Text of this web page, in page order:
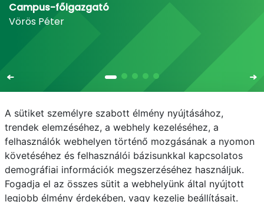
Campus-főigazgató
Vörös Péter
E-mail Telefonkönyv NEPTUN
E-learning
Adatvédelem
A sütiket személyre szabott élmény nyújtásához,
trendek elemzéséhez, a webhely kezeléséhez, a
felhasználók webhelyen történő mozgásának a nyomon
követéséhez és felhasználói bázisunkkal kapcsolatos
demográfiai információk megszerzéséhez használjuk.
Fogadja el az összes sütit a webhelyünk által nyújtott
legjobb élmény érdekében, vagy kezelje beállításait.